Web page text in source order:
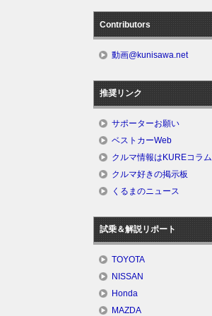
Contributors
動画@kunisawa.net
推奨リンク
サポーターお願い
ベストカーWeb
クルマ情報はKUREコラム
クルマ好きの掲示板
くるまのニュース
試乗＆解説リポート
TOYOTA
NISSAN
Honda
MAZDA